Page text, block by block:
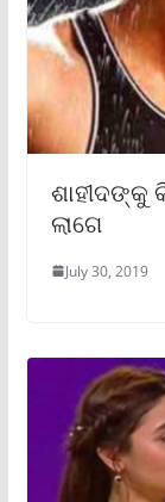
ଶାହୀଦଙ୍କୁ
ଲାଗେ
July 30, 2019